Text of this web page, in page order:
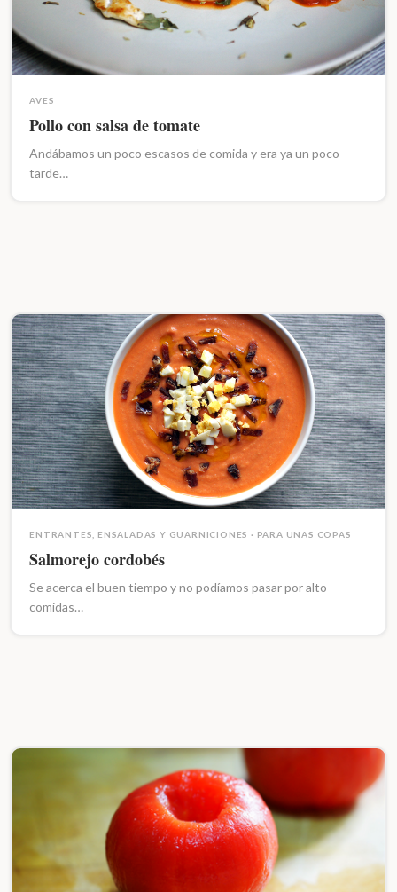
AVES
Pollo con salsa de tomate
Andábamos un poco escasos de comida y era ya un poco
tarde…
ENTRANTES, ENSALADAS Y GUARNICIONES · PARA UNAS COPAS
Salmorejo cordobés
Se acerca el buen tiempo y no podíamos pasar por alto
comidas…